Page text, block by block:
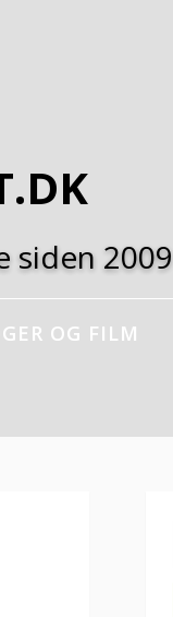
siden 2009
OG FILM